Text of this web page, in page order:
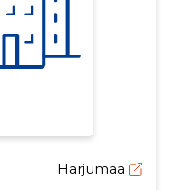
Harjumaa